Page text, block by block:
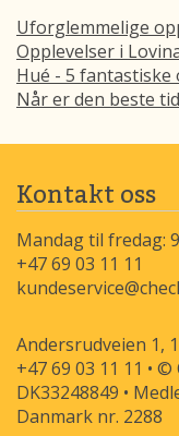
Uforglemmelige
Opplevelser i
Hué - 5 fantastiske
Når er den beste
Kontakt oss
Mandag til fredag:
+47 69 03 11 11
Andersrudveien 1,
+47 69 03 11 11 •
DK33248849 •
Danmark nr. 2288